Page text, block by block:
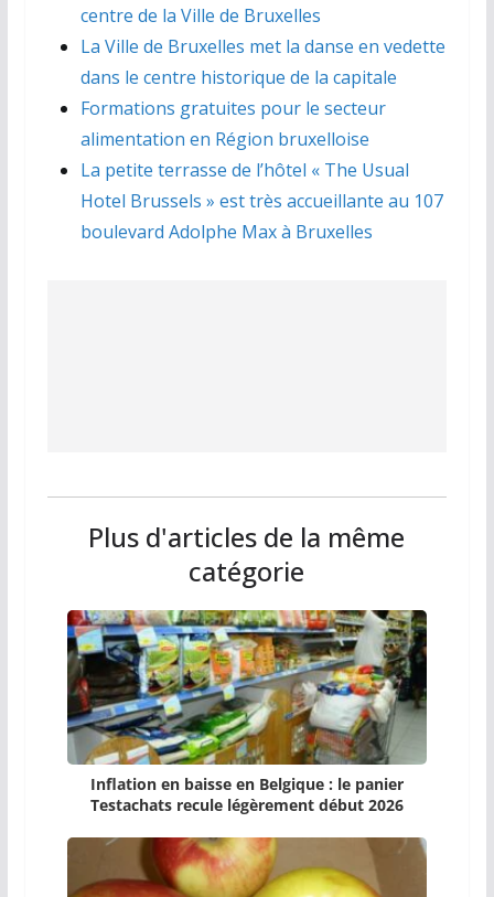
centre de la Ville de Bruxelles
La Ville de Bruxelles met la danse en vedette
dans le centre historique de la capitale
Formations gratuites pour le secteur
alimentation en Région bruxelloise
La petite terrasse de l’hôtel « The Usual
Hotel Brussels » est très accueillante au 107
boulevard Adolphe Max à Bruxelles
Plus d'articles de la même
catégorie
Inflation en baisse en Belgique : le panier
Testachats recule légèrement début 2026